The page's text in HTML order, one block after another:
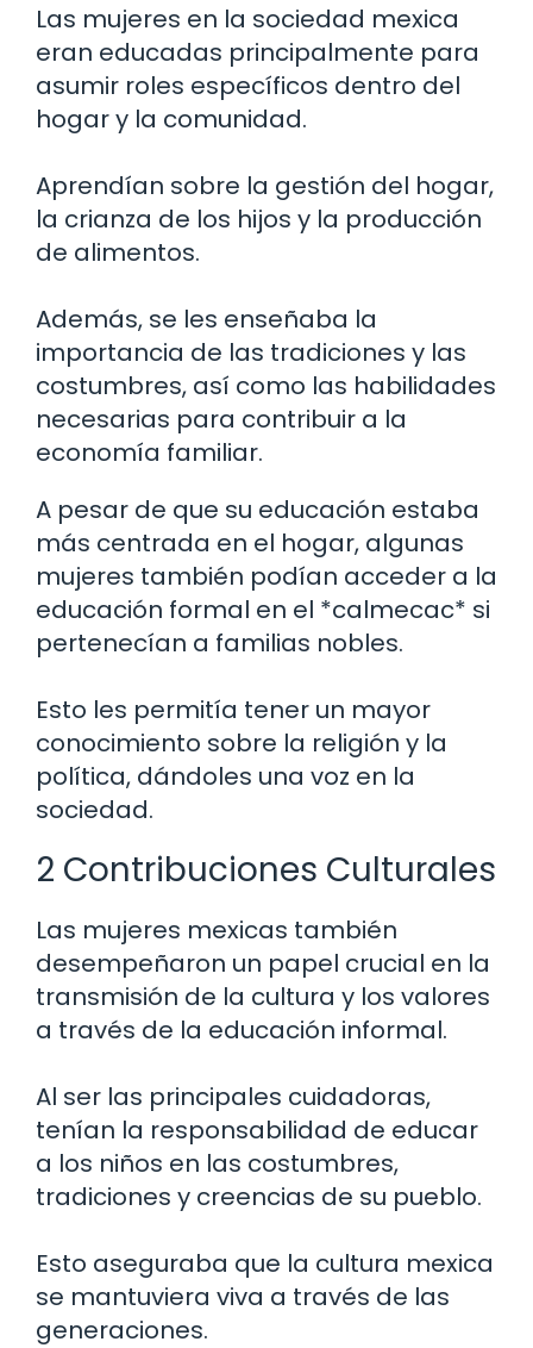
Las mujeres en la sociedad mexica
eran educadas principalmente para
asumir roles específicos dentro del
hogar y la comunidad.
Aprendían sobre la gestión del hogar,
la crianza de los hijos y la producción
de alimentos.
Además, se les enseñaba la
importancia de las tradiciones y las
costumbres, así como las habilidades
necesarias para contribuir a la
economía familiar.
A pesar de que su educación estaba
más centrada en el hogar, algunas
mujeres también podían acceder a la
educación formal en el *calmecac* si
pertenecían a familias nobles.
Esto les permitía tener un mayor
conocimiento sobre la religión y la
política, dándoles una voz en la
sociedad.
2 Contribuciones Culturales
Las mujeres mexicas también
desempeñaron un papel crucial en la
transmisión de la cultura y los valores
a través de la educación informal.
Al ser las principales cuidadoras,
tenían la responsabilidad de educar
a los niños en las costumbres,
tradiciones y creencias de su pueblo.
Esto aseguraba que la cultura mexica
se mantuviera viva a través de las
generaciones.